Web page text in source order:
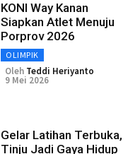
KONI Way Kanan
Siapkan Atlet Menuju
Porprov 2026
OLIMPIK
Oleh Teddi Heriyanto
9 Mei 2026
Gelar Latihan Terbuka,
Tinju Jadi Gaya Hidup